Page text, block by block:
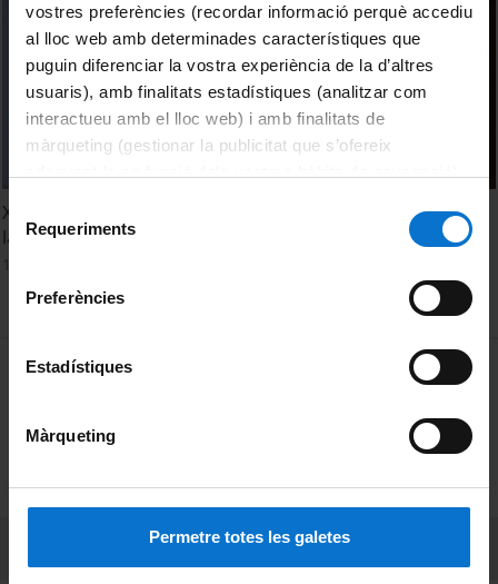
vostres preferències (recordar informació perquè accediu
al lloc web amb determinades característiques que
puguin diferenciar la vostra experiència de la d’altres
usuaris), amb finalitats estadístiques (analitzar com
interactueu amb el lloc web) i amb finalitats de
màrqueting (gestionar la publicitat que s’ofereix
consultar laPolítica de galetes del lloc web de la
Selecció
Requeriments
Preferències
Estadístiques
Màrqueting
Permetre totes les galetes
X Conferencia de directores de Escuelas de Doctorado en
la Universidad de Barcelona. Clausura
MENÚ PEU 1
Privadesa i termes
Sobre UBtv